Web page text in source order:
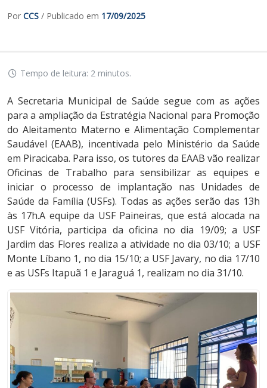
Por CCS / Publicado em 17/09/2025
Tempo de leitura: 2 minutos.
A Secretaria Municipal de Saúde segue com as ações
para a ampliação da Estratégia Nacional para Promoção
do Aleitamento Materno e Alimentação Complementar
Saudável (EAAB), incentivada pelo Ministério da Saúde
em Piracicaba. Para isso, os tutores da EAAB vão realizar
Oficinas de Trabalho para sensibilizar as equipes e
iniciar o processo de implantação nas Unidades de
Saúde da Família (USFs). Todas as ações serão das 13h
às 17h.A equipe da USF Paineiras, que está alocada na
USF Vitória, participa da oficina no dia 19/09; a USF
Jardim das Flores realiza a atividade no dia 03/10; a USF
Monte Líbano 1, no dia 15/10; a USF Javary, no dia 17/10
e as USFs Itapuã 1 e Jaraguá 1, realizam no dia 31/10.